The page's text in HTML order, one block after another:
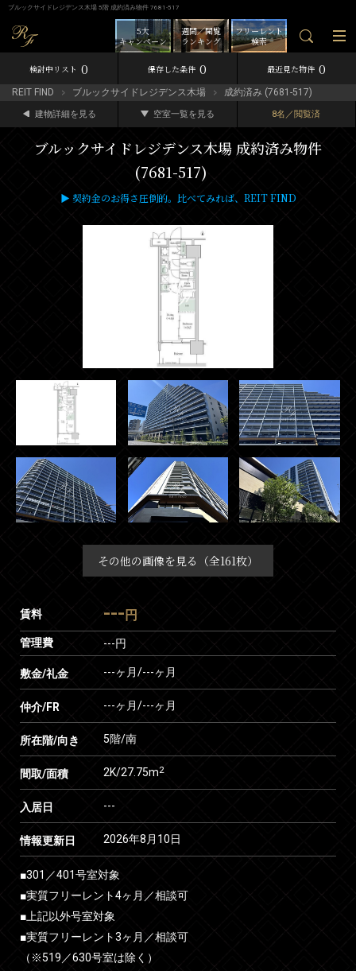
ブルックサイドレジデンス木場 5階 成約済み物件 7681-517
フリーレント
検索
週間／閲覧
ランキング
5大
キャンペーン
検討中リスト 0 保存した条件 0 最近見た物件 0
REIT FIND ブルックサイドレジデンス木場 成約済み (7681-517)
建物詳細を見る 空室一覧を見る 8名／閲覧済
ブルックサイドレジデンス木場 成約済み物件
(7681-517)
▶ 契約金のお得さ圧倒的。比べてみれば、REIT FIND
その他の画像を見る（全161枚）
賃料 --- 円
管理費 ---円
敷金/礼金 ---ヶ月/---ヶ月
仲介/FR ---ヶ月/---ヶ月
所在階/向き 5階/南
間取/面積 2K/27.75m2
入居日 ---
情報更新日 2026年8月10日
■301／401号室対象
■実質フリーレント4ヶ月／相談可
■上記以外号室対象
■実質フリーレント3ヶ月／相談可
（※519／630号室は除く）